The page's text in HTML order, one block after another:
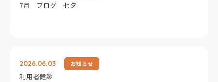
7月 ブログ 七夕
2026.06.03 お知らせ
利用者健診